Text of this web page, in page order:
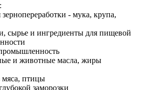
- мука, крупа,
сырье и ингредиенты для пищевой
и животные масла, жиры
мяса, птицы
заморозки